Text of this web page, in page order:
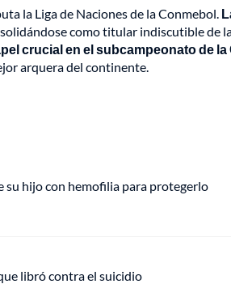
la Liga de Naciones de la Conmebol.
como titular indiscutible de
crucial en el subcampeonato de la
arquera del continente.
su hijo con hemofilia para protegerlo
libró contra el suicidio